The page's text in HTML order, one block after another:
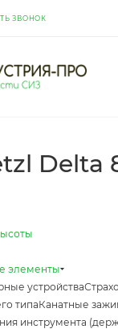
ЗВОНОК
Delta
элементы
устройства
типаКанатные
инструмента